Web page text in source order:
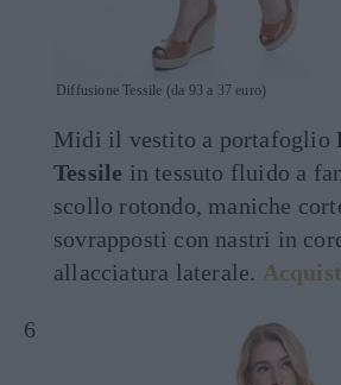
Diffusione Tessile (da 93 a 37 euro)
Midi il vestito a portafoglio
Tessile in tessuto fluido a
scollo rotondo, maniche
sovrapposti con nastri in
allacciatura laterale.